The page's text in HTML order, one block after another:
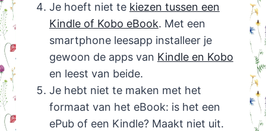
Je hoeft niet te kiezen tussen een
Kindle of Kobo eBook. Met een
smartphone leesapp installeer je
gewoon de apps van Kindle en Kobo
en leest van beide.
Je hebt niet te maken met het
formaat van het eBook: is het een
ePub of een Kindle? Maakt niet uit.